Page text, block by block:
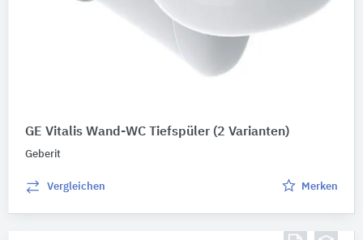
GE Vitalis Wand-WC Tiefspüler (2 Varianten)
Geberit
Vergleichen Merken